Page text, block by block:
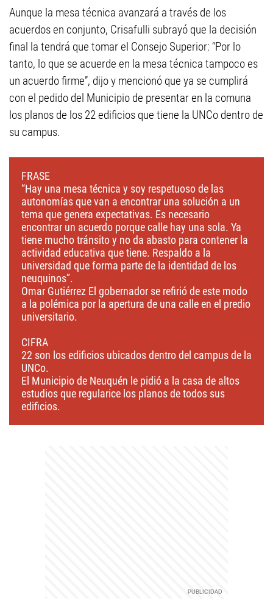
Aunque la mesa técnica avanzará a través de los
acuerdos en conjunto, Crisafulli subrayó que la decisión
final la tendrá que tomar el Consejo Superior: “Por lo
tanto, lo que se acuerde en la mesa técnica tampoco es
un acuerdo firme”, dijo y mencionó que ya se cumplirá
con el pedido del Municipio de presentar en la comuna
los planos de los 22 edificios que tiene la UNCo dentro de
su campus.
FRASE
“Hay una mesa técnica y soy respetuoso de las
autonomías que van a encontrar una solución a un
tema que genera expectativas. Es necesario
encontrar un acuerdo porque calle hay una sola. Ya
tiene mucho tránsito y no da abasto para contener la
actividad educativa que tiene. Respaldo a la
universidad que forma parte de la identidad de los
neuquinos”.
Omar Gutiérrez El gobernador se refirió de este modo
a la polémica por la apertura de una calle en el predio
universitario.
CIFRA
22 son los edificios ubicados dentro del campus de la
UNCo.
El Municipio de Neuquén le pidió a la casa de altos
estudios que regularice los planos de todos sus
edificios.